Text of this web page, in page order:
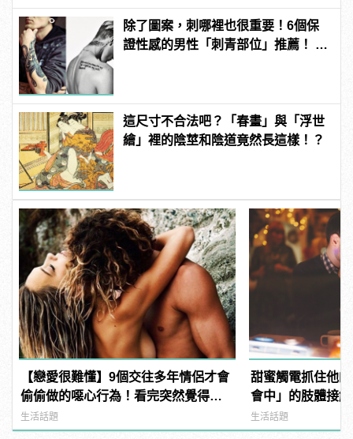
除了圖案，刺哪裡也很重要！6個保
證性感的男性「刺青部位」推薦！ |
這尺寸不合法吧？「春畫」與「浮世
繪」裡的陰莖和陰道竟然長這樣！？
【戀愛很難懂】9個交往多年情侶才會
偷偷做的噁心行為！看完突然覺得單
身真好！
生活話題
甜蜜觸電抓住他
會中」的肢體接
manfashion這樣
生活話題